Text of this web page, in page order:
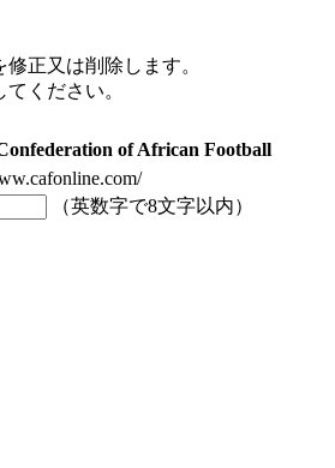
正又は削除します。
ください。
of African Football
（英数字で8文字以内）